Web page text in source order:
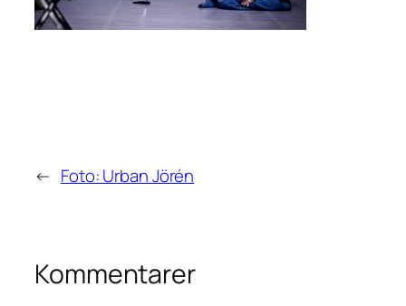
← Foto: Urban Jörén
Kommentarer